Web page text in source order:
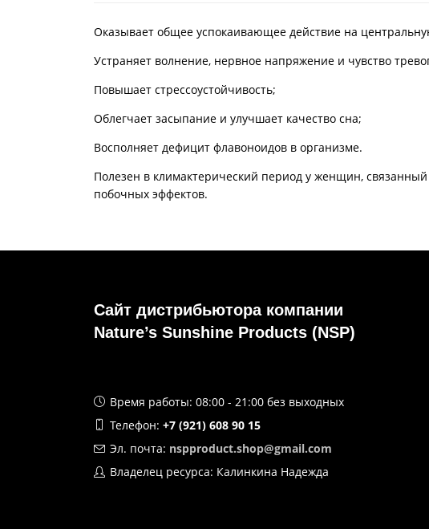
Оказывает общее успокаивающее действие на
Устраняет волнение, нервное напряжение и чувство
Повышает стрессоустойчивость;
Облегчает засыпание и улучшает качество сна;
Восполняет дефицит флавоноидов в организме.
Полезен в климактерический период у женщин,
побочных эффектов.
Сайт дистрибьютора компании
Nature’s Sunshine Products (NSP)
Время работы: 08:00 - 21:00 без выходных
Телефон: +7 (921) 608 90 15
Эл. почта: nspproduct.shop@gmail.com
Владелец ресурса: Калинкина Надежда